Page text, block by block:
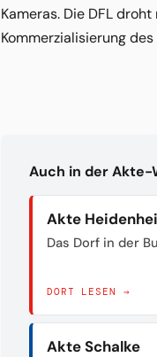
Kameras. Die DFL
Kommerzialisierung
Auch in der Akte-
Akte
Das Dorf in der
DORT LESEN →
Akte Schalke